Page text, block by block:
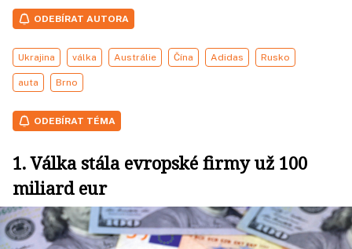
ODEBÍRAT AUTORA
Ukrajina válka Austrálie Čína Adidas Rusko
auta Brno
ODEBÍRAT TÉMA
1. Válka stála evropské firmy už 100
miliard eur